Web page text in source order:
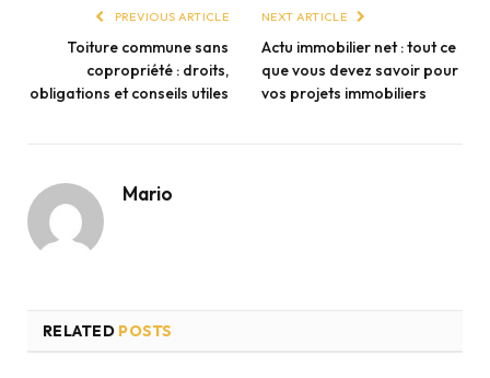
PREVIOUS ARTICLE
Toiture commune sans
copropriété : droits,
obligations et conseils utiles
NEXT ARTICLE
Actu immobilier net : tout ce
que vous devez savoir pour
vos projets immobiliers
Mario
RELATED POSTS